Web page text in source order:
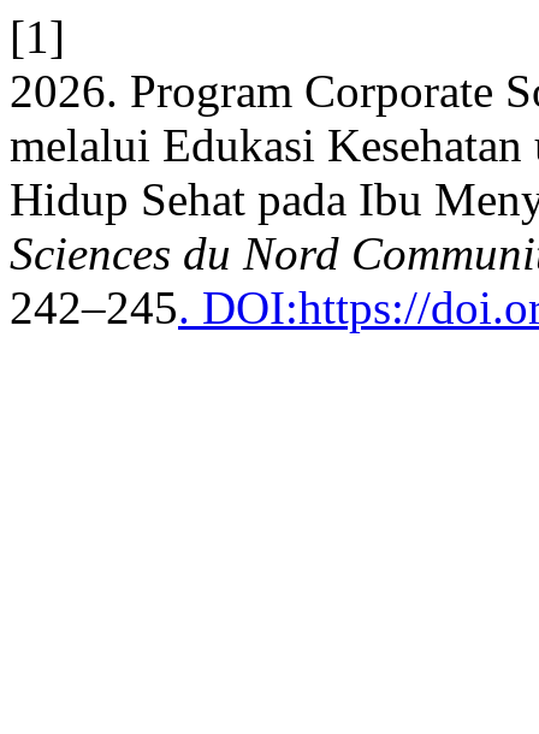
[1]
2026. Program Corporate
melalui Edukasi
Hidup Sehat pada Ibu
Sciences du Nord
242–245. DOI:https://